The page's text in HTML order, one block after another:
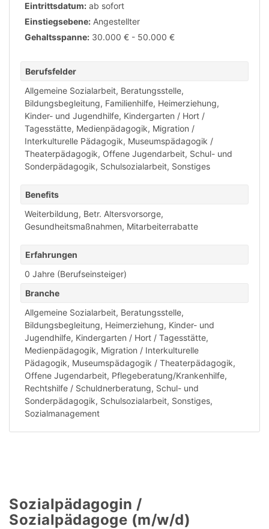
Eintrittsdatum: ab sofort
Einstiegsebene: Angestellter
Gehaltsspanne: 30.000 € - 50.000 €
Berufsfelder
Allgemeine Sozialarbeit, Beratungsstelle,
Bildungsbegleitung, Familienhilfe, Heimerziehung,
Kinder- und Jugendhilfe, Kindergarten / Hort /
Tagesstätte, Medienpädagogik, Migration /
Interkulturelle Pädagogik, Museumspädagogik /
Theaterpädagogik, Offene Jugendarbeit, Schul- und
Sonderpädagogik, Schulsozialarbeit, Sonstiges
Benefits
Weiterbildung, Betr. Altersvorsorge,
Gesundheitsmaßnahmen, Mitarbeiterrabatte
Erfahrungen
0 Jahre (Berufseinsteiger)
Branche
Allgemeine Sozialarbeit, Beratungsstelle,
Bildungsbegleitung, Heimerziehung, Kinder- und
Jugendhilfe, Kindergarten / Hort / Tagesstätte,
Medienpädagogik, Migration / Interkulturelle
Pädagogik, Museumspädagogik / Theaterpädagogik,
Offene Jugendarbeit, Pflegeberatung/Krankenhilfe,
Rechtshilfe / Schuldnerberatung, Schul- und
Sonderpädagogik, Schulsozialarbeit, Sonstiges,
Sozialmanagement
Sozialpädagogin /
Sozialpädagoge (m/w/d)